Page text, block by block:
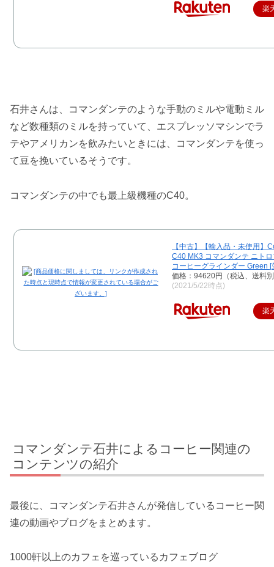
楽
石井さんは、コマンダンテのような手動のミルや電動ミル
など数種類のミルを持っていて、エスプレッソマシンでラ
テやアメリカンを飲みたいときには、コマンダンテを使っ
て豆を挽いているそうです。
コマンダンテの中でも最上級機種のC40。
【中古】【輸入品・未使用】
C40 MK3 コマンダンテ ニト
コーヒーグラインダー Green [
価格：94620円（税込、送料
(2021/5/22時点)
楽
コマンダンテ石井によるコーヒー関連の
コンテンツの紹介
最後に、コマンダンテ石井さんが発信しているコーヒー関
連の動画やブログをまとめます。
1000軒以上のカフェを巡っているカフェブログ